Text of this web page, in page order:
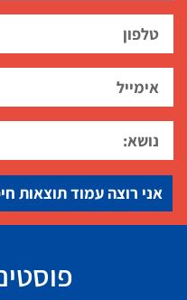
אני רוצה עמוד תוצאות